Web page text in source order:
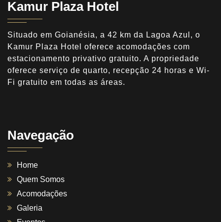
Kamur Plaza Hotel
Situado em Goianésia, a 42 km da Lagoa Azul, o
Kamur Plaza Hotel oferece acomodações com
estacionamento privativo gratuito. A propriedade
oferece serviço de quarto, recepção 24 horas e Wi-
Fi gratuito em todas as áreas.
Navegação
Home
Quem Somos
Acomodações
Galeria